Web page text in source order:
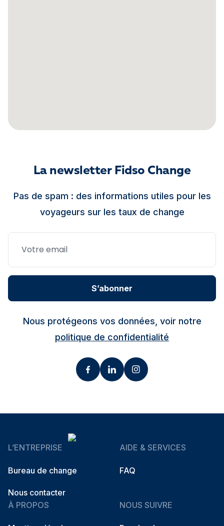
La newsletter Fidso Change
Pas de spam : des informations utiles pour les
voyageurs sur les taux de change
S’abonner
Nous protégeons vos données, voir notre
politique de confidentialité
L’ENTREPRISE
Bureau de change
Nous contacter
AIDE & SERVICES
FAQ
À PROPOS NOUS SUIVRE